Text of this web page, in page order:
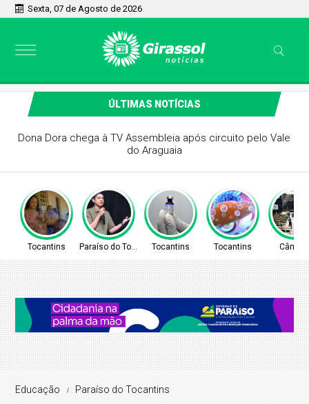
Sexta, 07 de Agosto de 2026
ÚLTIMAS NOTÍCIAS
PREFEITO DE PARAÍSO CELSO MORAIS, PARTICIPARÁ DE
MAIS UM EVENTO A NÍVEL NACIONAL EM BRASÍLIA
Tocantins Paraíso do TocantinsTocantins Tocantins
Educação Paraíso do Tocantins